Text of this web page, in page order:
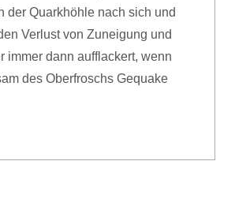
der Quarkhöhle nach sich und
Verlust von Zuneigung und
immer dann aufflackert, wenn
des Oberfroschs Gequake